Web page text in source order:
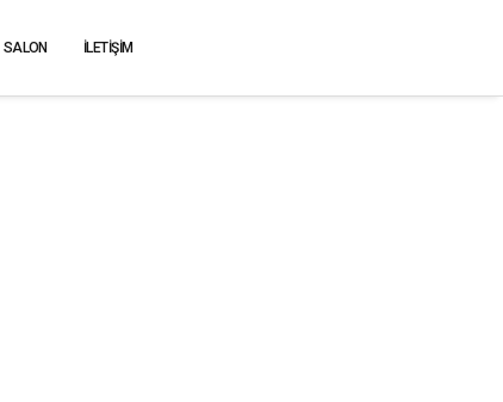
SALON İLETIŞIM